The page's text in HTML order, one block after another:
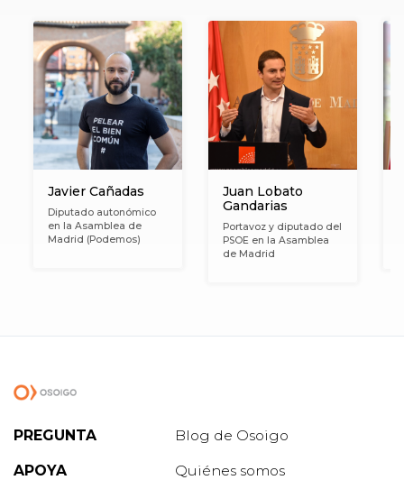
Javier Cañadas
Diputado autonómico
en la Asamblea de
Madrid (Podemos)
Juan Lobato
Gandarias
Portavoz y diputado del
PSOE en la Asamblea
de Madrid
PREGUNTA
APOYA
Blog de Osoigo
Quiénes somos